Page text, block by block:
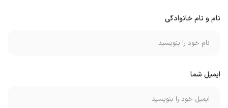
نام و نام خانوادگی
ایمیل شما